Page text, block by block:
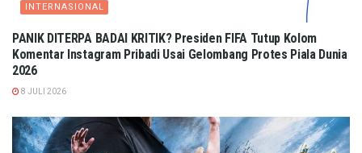
INTERNASIONAL
PANIK DITERPA BADAI KRITIK? Presiden FIFA Tutup Kolom
Komentar Instagram Pribadi Usai Gelombang Protes Piala Dunia
2026
8 JULI 2026